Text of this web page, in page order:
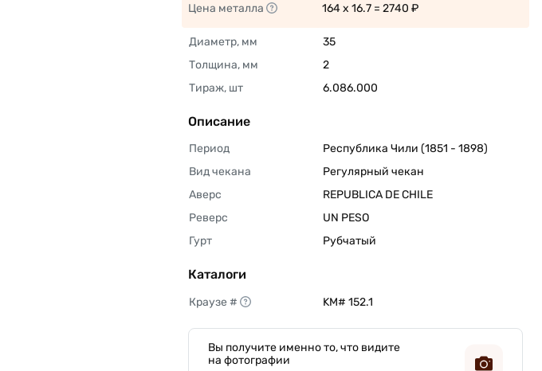
Цена металла 164 x 16.7 = 2740 ₽
Диаметр, мм
35
Толщина, мм
2
Тираж, шт
6.086.000
Описание
Период
Республика Чили (1851 - 1898)
Вид чекана
Регулярный чекан
Аверс
REPUBLICA DE CHILE
Реверс
UN PESO
Гурт
Рубчатый
Каталоги
Краузе # KM# 152.1
Вы получите именно то, что видите
на фотографии